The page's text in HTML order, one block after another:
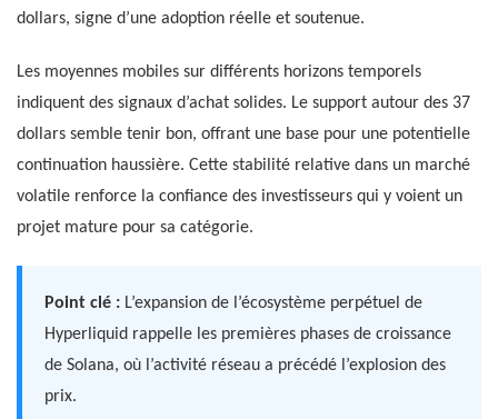
dollars, signe d’une adoption réelle et soutenue.
Les moyennes mobiles sur différents horizons temporels
indiquent des signaux d’achat solides. Le support autour des 37
dollars semble tenir bon, offrant une base pour une potentielle
continuation haussière. Cette stabilité relative dans un marché
volatile renforce la confiance des investisseurs qui y voient un
projet mature pour sa catégorie.
Point clé : L’expansion de l’écosystème perpétuel de
Hyperliquid rappelle les premières phases de croissance
de Solana, où l’activité réseau a précédé l’explosion des
prix.